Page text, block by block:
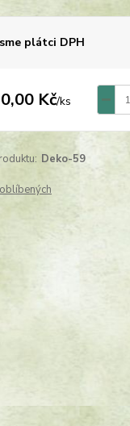
plátci DPH
Kč/ks
Deko-59